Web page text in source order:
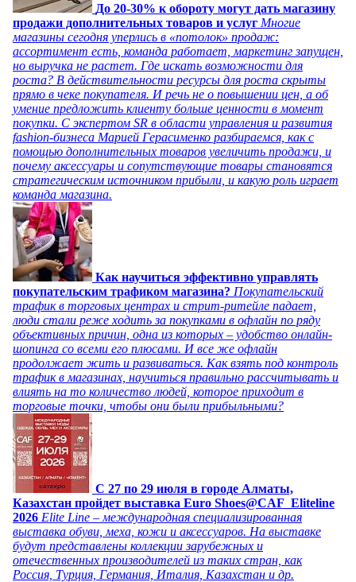
До 20-30% к обороту могут дать магазину
продажи дополнительных товаров и услуг Многие
магазины сегодня уперлись в «потолок» продаж:
ассортимент есть, команда работает, маркетинг запущен,
но выручка не растет. Где искать возможности для
роста? В действительности ресурсы для роста скрыты
прямо в чеке покупателя. И речь не о повышении цен, а об
умение предложить клиенту больше ценности в момент
покупки. С экспертом SR в области управления и развития
fashion-бизнеса Марией Герасименко разбираемся, как с
помощью дополнительных товаров увеличить продажи, и
почему аксессуары и сопутствующие товары становятся
стратегическим источником прибыли, и какую роль играет
команда магазина.
Как научиться эффективно управлять
покупательским трафиком магазина? Покупательский
трафик в торговых центрах и стрит-ритейле падает,
люди стали реже ходить за покупками в офлайн по ряду
объективных причин, одна из которых – удобство онлайн-
шопинга со всеми его плюсами. И все же офлайн
продолжает жить и развиваться. Как взять под контроль
трафик в магазинах, научиться правильно рассчитывать и
влиять на то количество людей, которое приходит в
торговые точки, чтобы они были прибыльными?
C 27 по 29 июля в городе Алматы,
Казахстан пройдет выставка Euro Shoes@CAF_Eliteline
2026 Elite Line – международная специализированная
выставка обуви, меха, кожи и аксессуаров. На выставке
будут представлены коллекции зарубежных и
отечественных производителей из таких стран, как
Россия, Турция, Германия, Италия, Казахстан и др.